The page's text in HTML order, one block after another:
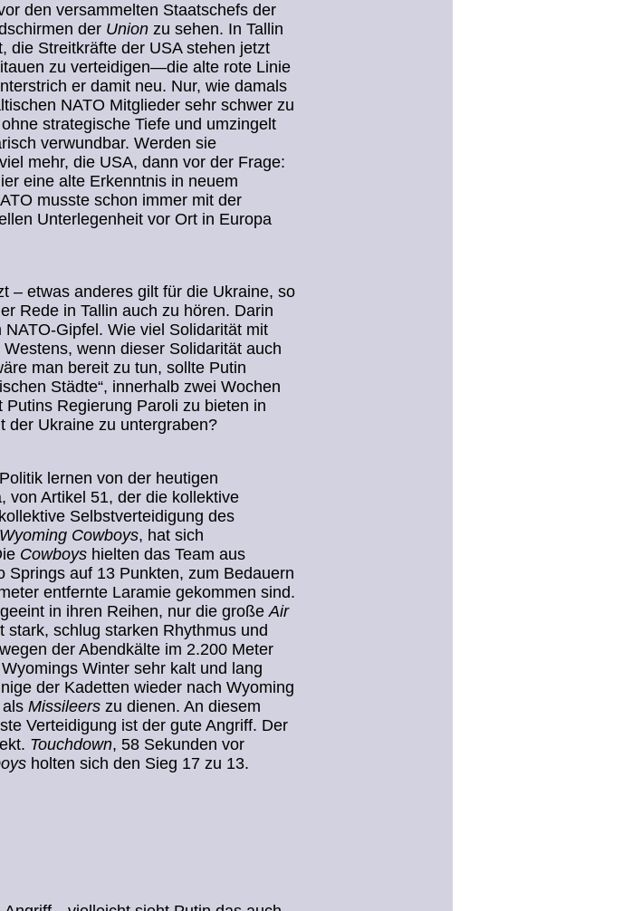
den versammelten Staatschefs der
der Union zu sehen. In Tallin
die Streitkräfte der USA stehen jetzt
zu verteidigen—die alte rote Linie
er damit neu. Nur, wie damals
NATO Mitglieder sehr schwer zu
strategische Tiefe und umzingelt
verwundbar. Werden sie
mehr, die USA, dann vor der Frage:
eine alte Erkenntnis in neuem
musste schon immer mit der
Unterlegenheit vor Ort in Europa
– etwas anderes gilt für die Ukraine, so
Rede in Tallin auch zu hören. Darin
Gipfel. Wie viel Solidarität mit
wenn dieser Solidarität auch
man bereit zu tun, sollte Putin
Städte“, innerhalb zwei Wochen
Regierung Paroli zu bieten in
der Ukraine zu untergraben?
lernen von der heutigen
von Artikel 51, der die kollektive
Selbstverteidigung des
Wyoming Cowboys, hat sich
Cowboys hielten das Team aus
Springs auf 13 Punkten, zum Bedauern
entfernte Laramie gekommen sind.
in ihren Reihen, nur die großeAir
stark, schlug starken Rhythmus und
der Abendkälte im 2.200 Meter
Winter sehr kalt und lang
der Kadetten wieder nach Wyoming
Missileers zu dienen. An diesem
Verteidigung ist der gute Angriff. Der
Touchdown, 58 Sekunden vor
holten sich den Sieg 17 zu 13.